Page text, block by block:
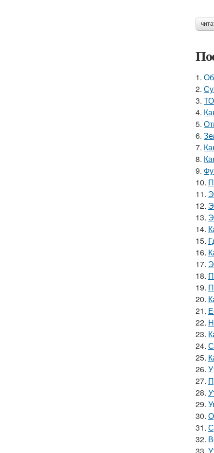
1.
2.
3.
4.
5.
6.
7.
8.
9.
10.
11.
12.
13.
14.
15.
16.
17.
18.
19.
20.
21.
22.
23.
24.
25.
26.
27.
28.
29.
30.
31.
32.